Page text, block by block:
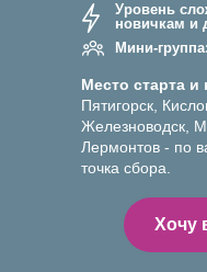
Хочу
Мини-
Уровень
новичкам и
Место старта и
Пятигорск,
Железноводск,
Лермонтов - по
точка сбора.